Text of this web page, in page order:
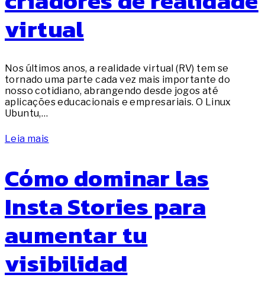
virtual
Nos últimos anos, a realidade virtual (RV) tem se
tornado uma parte cada vez mais importante do
nosso cotidiano, abrangendo desde jogos até
aplicações educacionais e empresariais. O Linux
Ubuntu,…
Leia mais
Cómo dominar las
Insta Stories para
aumentar tu
visibilidad